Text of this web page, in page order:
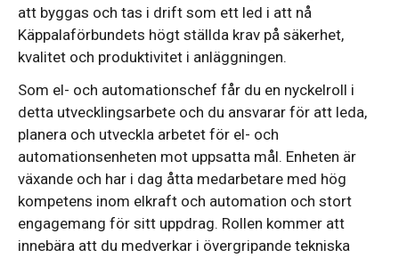
att byggas och tas i drift som ett led i att nå
Käppalaförbundets högt ställda krav på säkerhet,
kvalitet och produktivitet i anläggningen.
Som el- och automationschef får du en nyckelroll i
detta utvecklingsarbete och du ansvarar för att leda,
planera och utveckla arbetet för el- och
automationsenheten mot uppsatta mål. Enheten är
växande och har i dag åtta medarbetare med hög
kompetens inom elkraft och automation och stort
engagemang för sitt uppdrag. Rollen kommer att
innebära att du medverkar i övergripande tekniska